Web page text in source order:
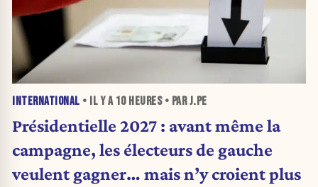
INTERNATIONAL • IL Y A 10 HEURES• PAR J.PE
Présidentielle 2027 : avant même la
campagne, les électeurs de gauche
veulent gagner… mais n’y croient plus